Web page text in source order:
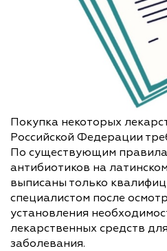
Покупка некоторых
Российской Федерации
По существующим
антибиотиков на
выписаны только
специалистом после
установления
лекарственных средств
заболевания.